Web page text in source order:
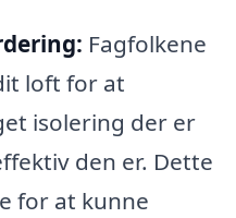
Fagfolkene
loft for at
isolering der er
den er. Dette
for at kunne